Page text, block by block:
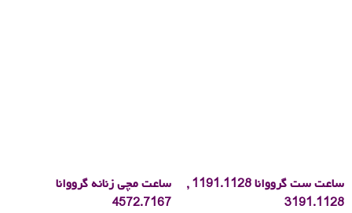
ساعت ست گرووانا 1191.1128 ,
3191.1128
ساعت مچی زنانه گرووانا
4572.7167